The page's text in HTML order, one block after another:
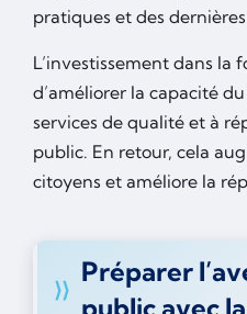
pratiques et des
L’investissement dans
d’améliorer la capacité
services de qualité et à
public. En retour, cela
citoyens et améliore la
Préparer